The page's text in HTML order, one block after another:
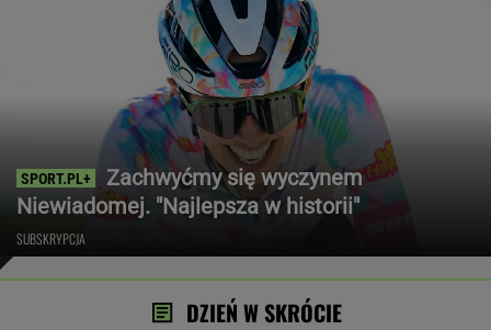
Zachwyćmy się wyczynem
Niewiadomej. "Najlepsza w historii"
SUBSKRYPCJA
DZIEŃ W SKRÓCIE